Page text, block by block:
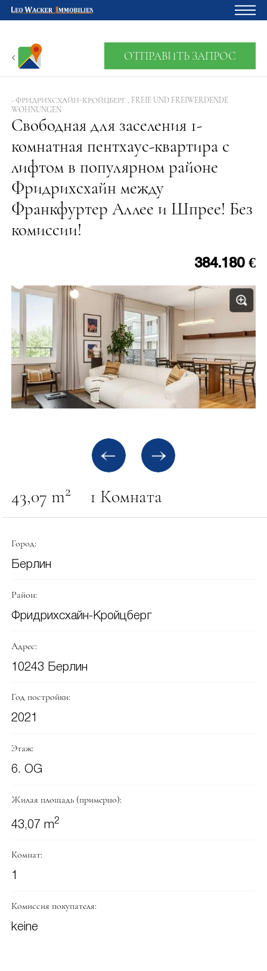
Главная
Владельцам
О нас
Девелопмент
Кредитный калькулятор
Контакты
Отзыв
ОТПРАВИТЬ ЗАПРОС
- ФРИДРИХСХАЙН-КРОЙЦБЕРГ , FREIE UND FREIWERDENDE
WOHNUNGEN
Свободная для заселения 1-
комнатная пентхаус-квартира с
лифтом в популярном районе
Фридрихсхайн между
Франкфуртер Аллее и Шпрее! Без
комиссии!
384.180 €
43,07 m2 1 Комната
Город:
Берлин
Район:
Фридрихсхайн-Кройцберг
Адрес:
10243 Берлин
Год постройки:
2021
Этаж:
6. OG
Жилая площадь (примерно):
43,07 m2
Комнат:
1
Комиссия покупателя:
keine